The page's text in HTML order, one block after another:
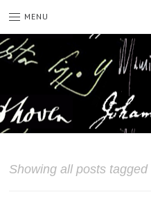
MENU
Showing all posts tagged